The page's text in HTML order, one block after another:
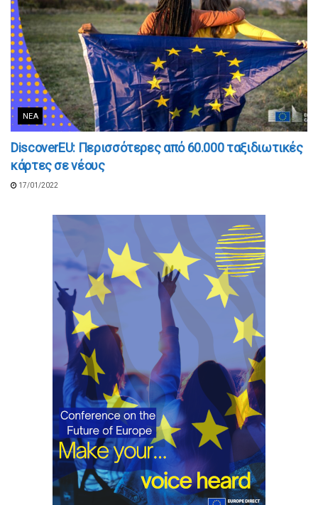
ΝΈΑ
DiscoverEU: Περισσότερες από 60.000 ταξιδιωτικές
κάρτες σε νέους
17/01/2022